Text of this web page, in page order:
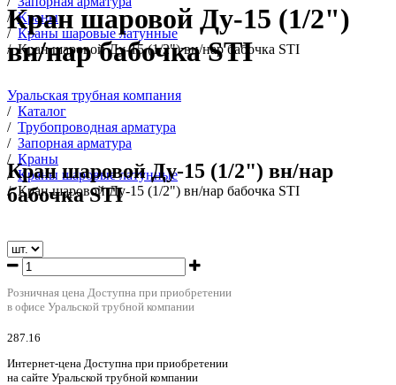
/ Краны
/ Краны шаровые латунные
/ Кран шаровой Ду-15 (1/2") вн/нар бабочка STI
Кран шаровой Ду-15 (1/2")
вн/нар бабочка STI
Уральская трубная компания
/ Каталог
/ Трубопроводная арматура
/ Запорная арматура
/ Краны
/ Краны шаровые латунные
/ Кран шаровой Ду-15 (1/2") вн/нар бабочка STI
Кран шаровой Ду-15 (1/2") вн/нар
бабочка STI
Розничная цена Доступна при приобретении
в офисе Уральской трубной компании
287.16
Интернет-цена Доступна при приобретении
на сайте Уральской трубной компании